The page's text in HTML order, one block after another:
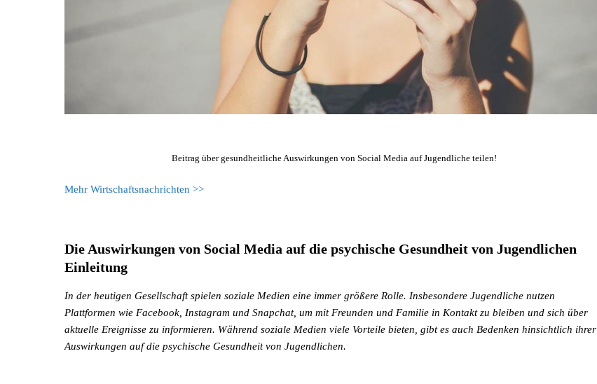
Beitrag über gesundheitliche Auswirkungen von Social Media auf Jugendliche teilen!
Mehr Wirtschaftsnachrichten >>
Die Auswirkungen von Social Media auf die psychische Gesundheit von Jugendlichen
Einleitung
In der heutigen Gesellschaft spielen soziale Medien eine immer größere Rolle. Insbesondere Jugendliche nutzen
Plattformen wie Facebook, Instagram und Snapchat, um mit Freunden und Familie in Kontakt zu bleiben und sich über
aktuelle Ereignisse zu informieren. Während soziale Medien viele Vorteile bieten, gibt es auch Bedenken hinsichtlich ihrer
Auswirkungen auf die psychische Gesundheit von Jugendlichen.